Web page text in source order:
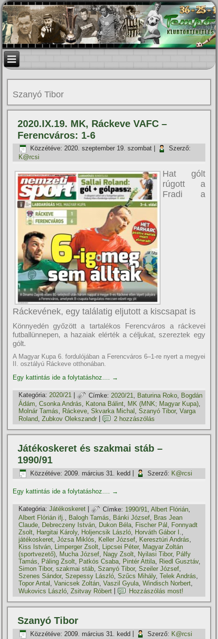
Szanyó Tibor
2020.IX.19. MK, Ráckeve VAFC –
Ferencváros: 1-6
Közzétéve: 2020. szeptember 19. szombat
Szerző:
K@rcsi
Hat gólt
rúgott a
Fradi a
Ráckevének, egy találatig eljutott a kiscsapat is
Könnyedén győzött a tartalékos Ferencváros a ráckevei
futballünnepen, a hazaiak elérték a céljukat, szereztek egy
gólt.
A Magyar Kupa 6. fordulójában a Ferencváros 6–1-re nyert a megyei
II. osztályú Ráckeve otthonában.
Egy kattintás ide a folytatáshoz.... →
Kategória: 2020/21 | Címke: 2020/21 Baturina Roko Bogdán
Ádám,Csonka András, Katona Bálint, MK (MNK; Magyar Kupa),
Molnár Tamás, Ráckeve,Skvarka Michal ,Szanyó Tibor,Varga
Roland ,Zubkov Olekszandr 2 hozzászólás
Játékoskeret és szakmai stáb –
1990/91
Közzétéve: 2009. március 31. kedd Szerző: K@rcsi
Egy kattintás ide a folytatáshoz.... →
Kategória: Játékoskeret | Címke: 1990/91 ,Albert Flórián
Albert Flórián ifj., Balogh Tamás, Bánki József, Bras Jean
Claude, Debreczeny István, Dukon Béla, Fischer Pál , Fonnyadt
Zsolt, Hargitai Károly, Holjencsik László, Horváth Gábor I.,
játékoskeret,Józsa Miklós, Keller József, Keresztúri András,
Kiss István, Limperger Zsolt, Lipcsei Péter, Magyar Zoltán
(sportvezető), Mucha József, Nagy Zsolt, Nyilasi Tibor, Pálfy
Tamás, Páling Zsolt, Patkós Csaba, Pintér Attila, Riedl Gusztáv,
Simon Tibor,szakmai stáb,Szanyó Tibor,Szeiler József,
Szenes Sándor,Szepessy László,Szűcs Mihály,Telek András,
Topor Antal ,Vanicsek Zoltán,Vaszil Gyula,Windisch Norbert,
Wukovics László ,Zsitvay Róbert Hozzászólás most!
Szanyó Tibor
Közzétéve: 2009. március 31. kedd Szerző: K@rcsi